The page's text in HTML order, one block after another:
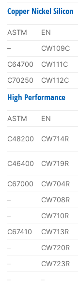
Copper Nickel Silicon
ASTM EN
–
CW109C
C64700
CW111C
C70250
CW112C
High Performance
ASTM EN
C48200 CW714R
C46400 CW719R
C67000 CW704R
–
CW708R
–
CW710R
C67410
CW713R
–
CW720R
–
CW723R
–
–